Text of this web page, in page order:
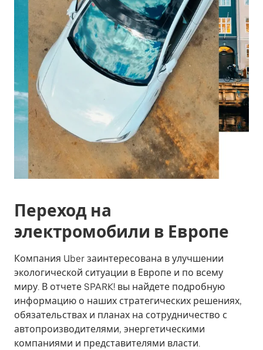
Переход на
электромобили в Европе
Компания Uber заинтересована в улучшении
экологической ситуации в Европе и по всему
миру. В отчете SPARK! вы найдете подробную
информацию о наших стратегических решениях,
обязательствах и планах на сотрудничество с
автопроизводителями, энергетическими
компаниями и представителями власти.